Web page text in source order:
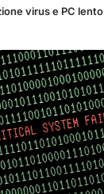
virus e PC lento